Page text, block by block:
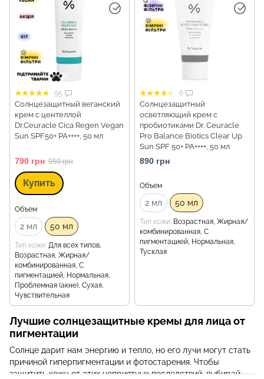
95
Солнцезащитный веганский
крем с центеллой
Dr.Ceuracle Cica Regen Vegan
Sun SPF50+ PA++++, 50 мл
790 грн 950 грн
Купить
Объем
2 мл 50 мл
Тип кожи Для всех типов,
Возрастная, Жирная/
комбинированная, С
пигментацией, Нормальная,
Проблемная (акне), Сухая,
Чувствительная
6
Солнцезащитный
осветляющий крем с
пробиотиками Dr. Ceuracle
Pro Balance Biotics Clear Up
Sun SPF 50+ PA++++, 50 мл
890 грн
Объем
2 мл 50 мл
Тип кожи Возрастная, Жирная/
комбинированная, С
пигментацией, Нормальная,
Тусклая
Лучшие солнцезащитные кремы для лица от
пигментации
Солнце дарит нам энергию и тепло, но его лучи могут стать
причиной гиперпигментации и фотостарения. Чтобы
защитить кожу от этих неприятных последствий, выбирай